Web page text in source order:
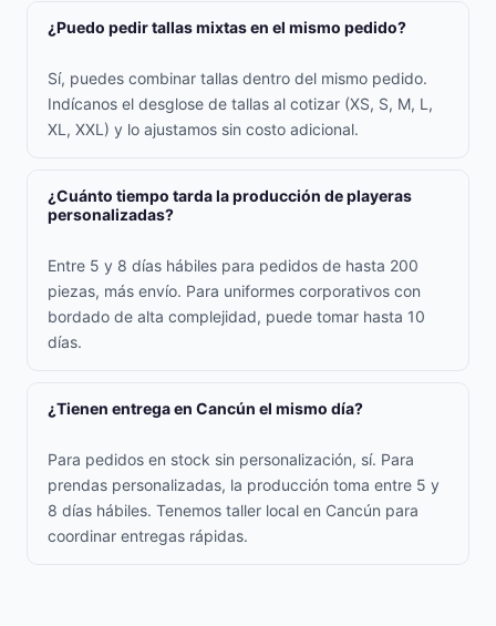
¿Puedo pedir tallas mixtas en el mismo pedido?
Sí, puedes combinar tallas dentro del mismo pedido.
Indícanos el desglose de tallas al cotizar (XS, S, M, L,
XL, XXL) y lo ajustamos sin costo adicional.
¿Cuánto tiempo tarda la producción de playeras
personalizadas?
Entre 5 y 8 días hábiles para pedidos de hasta 200
piezas, más envío. Para uniformes corporativos con
bordado de alta complejidad, puede tomar hasta 10
días.
¿Tienen entrega en Cancún el mismo día?
Para pedidos en stock sin personalización, sí. Para
prendas personalizadas, la producción toma entre 5 y
8 días hábiles. Tenemos taller local en Cancún para
coordinar entregas rápidas.